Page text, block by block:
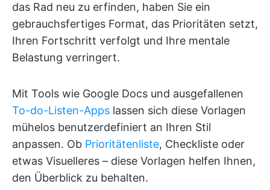
das Rad neu zu erfinden, haben Sie ein
gebrauchsfertiges Format, das Prioritäten setzt,
Ihren Fortschritt verfolgt und Ihre mentale
Belastung verringert.
Mit Tools wie Google Docs und ausgefallenen
To-do-Listen-Apps lassen sich diese Vorlagen
mühelos benutzerdefiniert an Ihren Stil
anpassen. Ob Prioritätenliste, Checkliste oder
etwas Visuelleres – diese Vorlagen helfen Ihnen,
den Überblick zu behalten.